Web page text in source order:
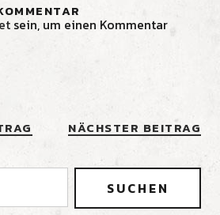
sein, um einen Kommentar
NÄCHSTER BEITRAG